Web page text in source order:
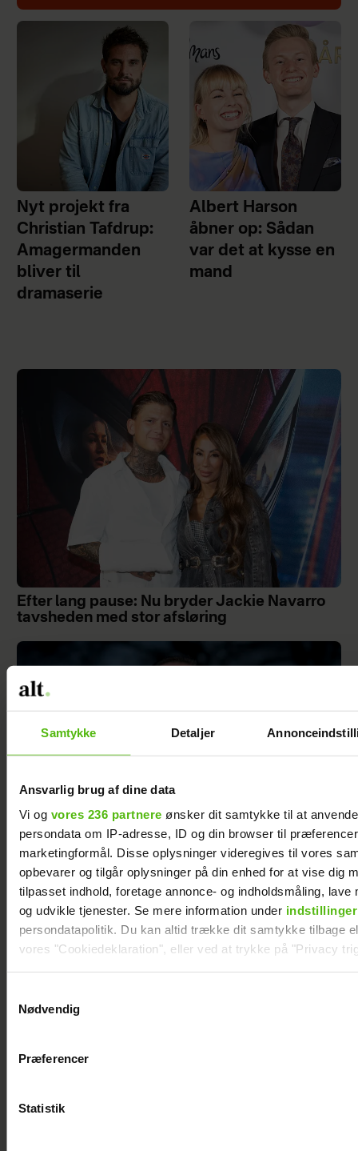
Samtykke Detaljer
Ansvarlig brug af dine data
Vi og vores 236 partnere ønsker dit samtykke til at
persondata om IP-adresse, ID og din browser til
marketingformål. Disse oplysninger videregives til vores
opbevarer og tilgår oplysninger på din enhed for at vise dig
tilpasset indhold, foretage annonce- og indholdsmåling, lave
og udvikle tjenester. Se mere information under indstillinger
persondatapolitik. Du kan altid trække dit samtykke tilbage
vores "Cookiedeklaration", eller ved at trykke på "Privacy
Vi anvender egne cookies og cookies fra tredjeparter til at
generere statistik og huske dine præferencer samt til brug
Nødvendig
Præferencer
Statistik
Nyt projekt fra
Christian Tafdrup:
Amagermanden
bliver til
dramaserie
Albert Harson
åbner op: Sådan
var det at kysse en
mand
Efter lang pause: Nu bryder Jackie Navarro
tavsheden med stor afsløring
Jesper Skibby deler stor familieglæde: Skal
være morfar